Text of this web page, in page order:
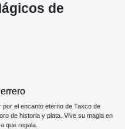
de
por el encanto eterno de Taxco de
de historia y plata. Vive su magia en
que regala.